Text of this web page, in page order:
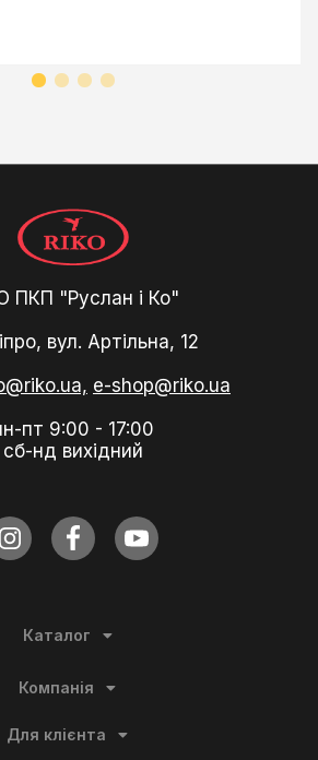
ПКП "Руслан і Ко"
вул. Артільна, 12
e-shop@riko.ua
пт 9:00 - 17:00
сб-нд вихідний
Каталог
Компанія
Для клієнта